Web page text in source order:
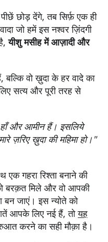
छोड़ देंगे, तब सिर्फ़ एक ही
जो हमें इस नश्वर ज़िंदगी
यीशु मसीह में आज़ादी और
बल्कि वो ख़ुदा के हर वादे का
सत्य और पूरी तरह से
और आमीन हैं। इसलिये
ज़रिए ख़ुदा की महिमा हो।"
गहरा रिश्ता बनाने की
बरक़त मिले और वो आपकी
बन जाएं। इस न्योते को
आपके लिए नई हैं, तोयह
करने का सही मौक़ा है।